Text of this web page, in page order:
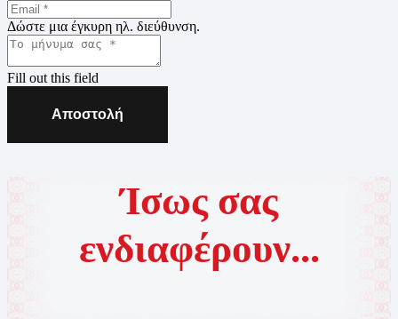
Δώστε μια έγκυρη ηλ. διεύθυνση.
Fill out this field
Αποστολή
Ίσως σας
ενδιαφέρουν...